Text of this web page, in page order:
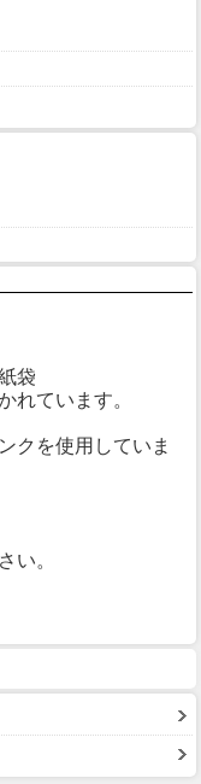
袋
れています。
クを使用していま
い。